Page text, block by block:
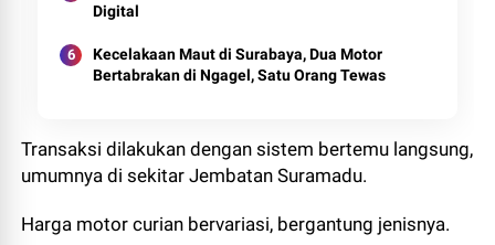
Digital
Kecelakaan Maut di Surabaya, Dua Motor
Bertabrakan di Ngagel, Satu Orang Tewas
Transaksi dilakukan dengan sistem bertemu langsung,
umumnya di sekitar Jembatan Suramadu.
Harga motor curian bervariasi, bergantung jenisnya.